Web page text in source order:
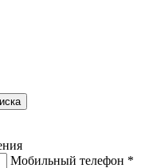
Мобильный телефон *